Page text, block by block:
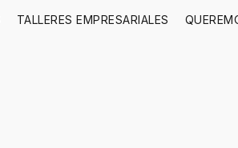
TALLERES EMPRESARIALES